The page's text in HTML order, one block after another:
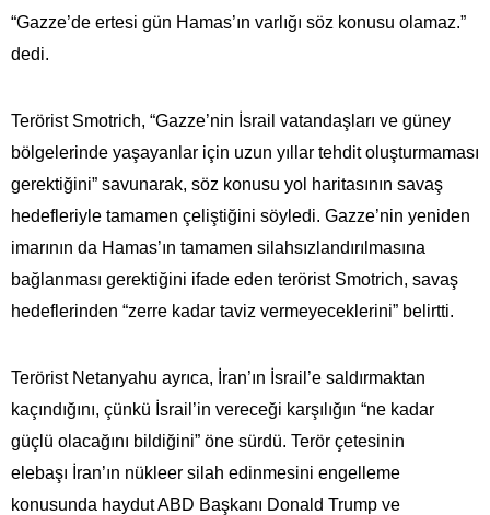
“Gazze’de ertesi gün Hamas’ın varlığı söz konusu olamaz.”
dedi.
Terörist Smotrich, “Gazze’nin İsrail vatandaşları ve güney
bölgelerinde yaşayanlar için uzun yıllar tehdit oluşturmaması
gerektiğini” savunarak, söz konusu yol haritasının savaş
hedefleriyle tamamen çeliştiğini söyledi. Gazze’nin yeniden
imarının da Hamas’ın tamamen silahsızlandırılmasına
bağlanması gerektiğini ifade eden terörist Smotrich, savaş
hedeflerinden “zerre kadar taviz vermeyeceklerini” belirtti.
Terörist Netanyahu ayrıca, İran’ın İsrail’e saldırmaktan
kaçındığını, çünkü İsrail’in vereceği karşılığın “ne kadar
güçlü olacağını bildiğini” öne sürdü. Terör çetesinin
elebaşı İran’ın nükleer silah edinmesini engelleme
konusunda haydut ABD Başkanı Donald Trump ve